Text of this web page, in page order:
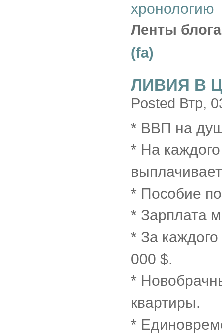
хронологию
Ленты
(fa)
ЛИВИЯ В
Posted Втр,
* ВВП на
* На
* Пособие
* Зарплата
* За
000 $.
*
квартиры.
*